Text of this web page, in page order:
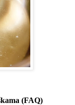
(FAQ)